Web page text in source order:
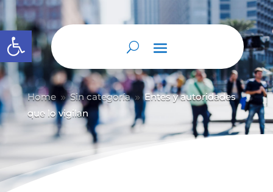
Abrir barra de herramientas
Home 9 Sin categoría 9 Entes y autoridades
que lo vigilan